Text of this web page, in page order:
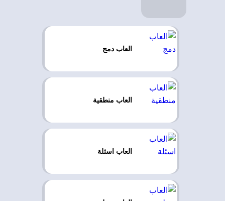
العاب دمج
العاب منطقية
العاب اسئلة